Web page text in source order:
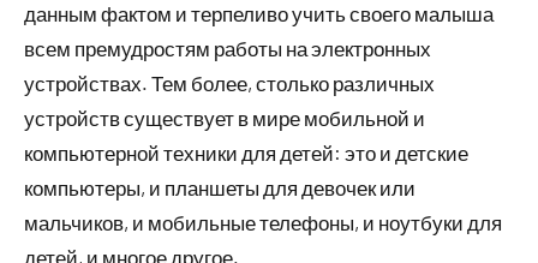
данным фактом и терпеливо учить своего малыша
всем премудростям работы на электронных
устройствах. Тем более, столько различных
устройств существует в мире мобильной и
компьютерной техники для детей: это и детские
компьютеры, и планшеты для девочек или
мальчиков, и мобильные телефоны, и ноутбуки для
детей, и многое другое.